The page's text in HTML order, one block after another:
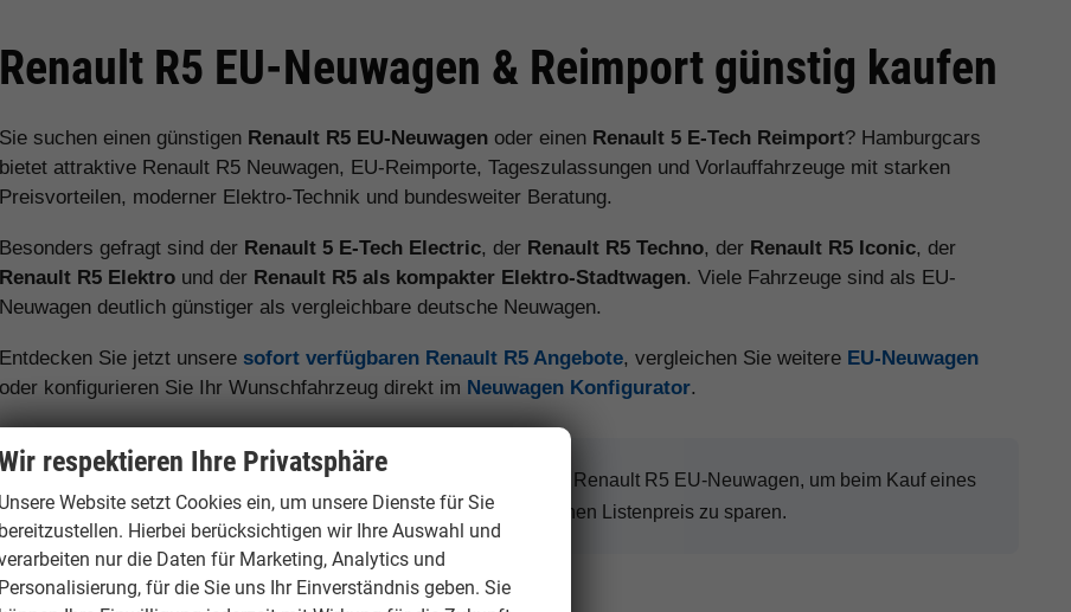
Renault R5 EU-Neuwagen & Reimport günstig kaufen
Sie suchen einen günstigen Renault R5 EU-Neuwagen oder einen Renault 5 E-Tech Reimport? Hamburgcars
bietet attraktive Renault R5 Neuwagen, EU-Reimporte, Tageszulassungen und Vorlauffahrzeuge mit starken
Preisvorteilen, moderner Elektro-Technik und bundesweiter Beratung.
Besonders gefragt sind der Renault 5 E-Tech Electric, der Renault R5 Techno, der Renault R5 Iconic, der
Renault R5 Elektro und der Renault R5 als kompakter Elektro-Stadtwagen. Viele Fahrzeuge sind als EU-
Neuwagen deutlich günstiger als vergleichbare deutsche Neuwagen.
Entdecken Sie jetzt unsere sofort verfügbaren Renault R5 Angebote, vergleichen Sie weitere EU-Neuwagen
oder konfigurieren Sie Ihr Wunschfahrzeug direkt im Neuwagen Konfigurator.
Renault R5 Reimport:
Viele Kunden entscheiden sich für einen Renault R5 EU-Neuwagen, um beim Kauf eines
modernen Elektro-Kleinwagens deutlich gegenüber dem deutschen Listenpreis zu sparen.
respektieren Ihre Privatsphäre
Unsere Website setzt Cookies ein, um unsere Dienste für Sie
bereitzustellen. Hierbei berücksichtigen wir Ihre Auswahl und
nur die Daten für Marketing, Analytics und
Personalisierung, für die Sie uns Ihr Einverständnis geben. Sie